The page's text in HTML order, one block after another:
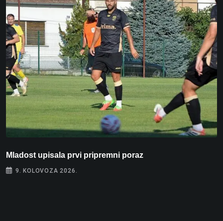
Mladost upisala prvi pripremni poraz
9. KOLOVOZA 2026.